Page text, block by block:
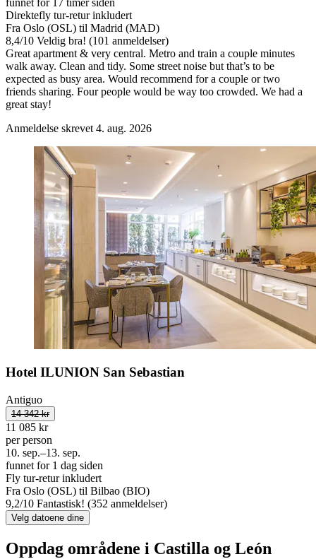
Direktefly tur-retur inkludert
Fra Oslo (OSL) til Madrid (MAD)
8,4/10 Veldig bra! (101 anmeldelser)
Great apartment & very central. Metro and train a couple minutes
walk away. Clean and tidy. Some street noise but that’s to be
expected as busy area. Would recommend for a couple or two
friends sharing. Four people would be way too crowded. We had a
great stay!
Anmeldelse skrevet 4. aug. 2026
Hotel ILUNION San Sebastian
Antiguo
14 342 kr
11 085 kr
per person
10. sep.–13. sep.
funnet for 1 dag siden
Fly tur-retur inkludert
Fra Oslo (OSL) til Bilbao (BIO)
9,2/10 Fantastisk! (352 anmeldelser)
Velg datoene dine
Oppdag områdene i Castilla og León